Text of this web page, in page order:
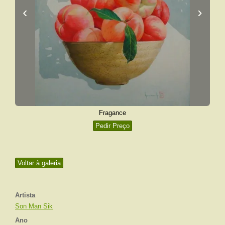
Voltar à galeria
Artista
Son Man Sik
Ano
‹ ›
Fragance
Pedir Preço